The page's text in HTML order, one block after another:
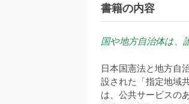
書籍の内容
国や地方自治体は、
日本国憲法と地方自
設された「指定地域
は、公共サービスの